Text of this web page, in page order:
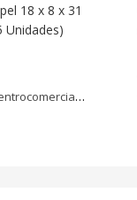
18 x 8 x 31
Unidades)